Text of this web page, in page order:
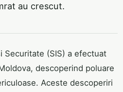
au crescut.
Securitate (SIS) a efectuat
descoperind poluare
Aceste descoperiri